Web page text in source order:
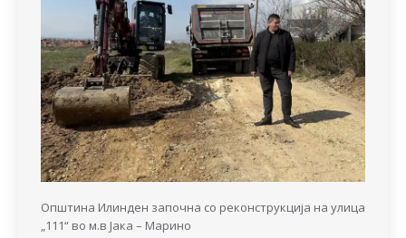
Општина Илинден започна со реконструкција на улица
„111“ во м.в Јака – Марино